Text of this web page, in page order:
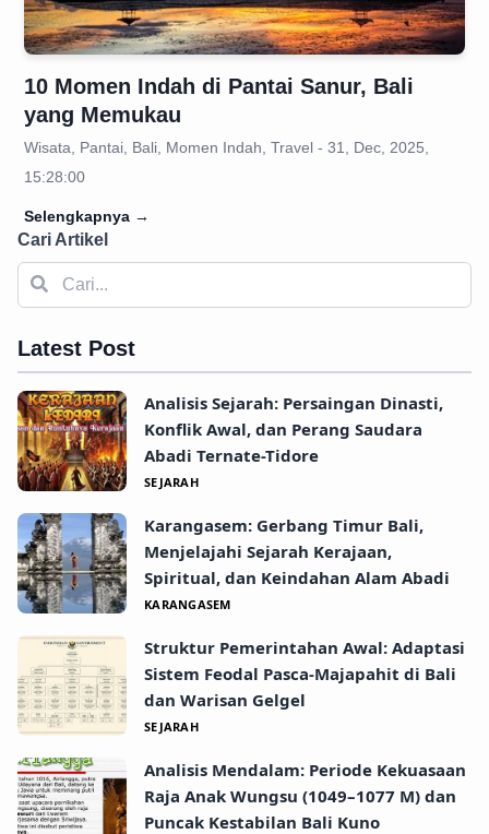
10 Momen Indah di Pantai Sanur, Bali
yang Memukau
Wisata, Pantai, Bali, Momen Indah, Travel - 31, Dec, 2025,
15:28:00
Selengkapnya →
Cari Artikel
Latest Post
Analisis Sejarah: Persaingan Dinasti,
Konflik Awal, dan Perang Saudara
Abadi Ternate-Tidore
SEJARAH
Karangasem: Gerbang Timur Bali,
Menjelajahi Sejarah Kerajaan,
Spiritual, dan Keindahan Alam Abadi
KARANGASEM
Struktur Pemerintahan Awal: Adaptasi
Sistem Feodal Pasca-Majapahit di Bali
dan Warisan Gelgel
SEJARAH
Analisis Mendalam: Periode Kekuasaan
Raja Anak Wungsu (1049–1077 M) dan
Puncak Kestabilan Bali Kuno